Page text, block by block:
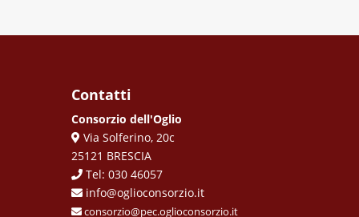
Contatti
Consorzio dell'Oglio
Via Solferino, 20c
25121 BRESCIA
Tel: 030 46057
info@oglioconsorzio.it
consorzio@pec.oglioconsorzio.it